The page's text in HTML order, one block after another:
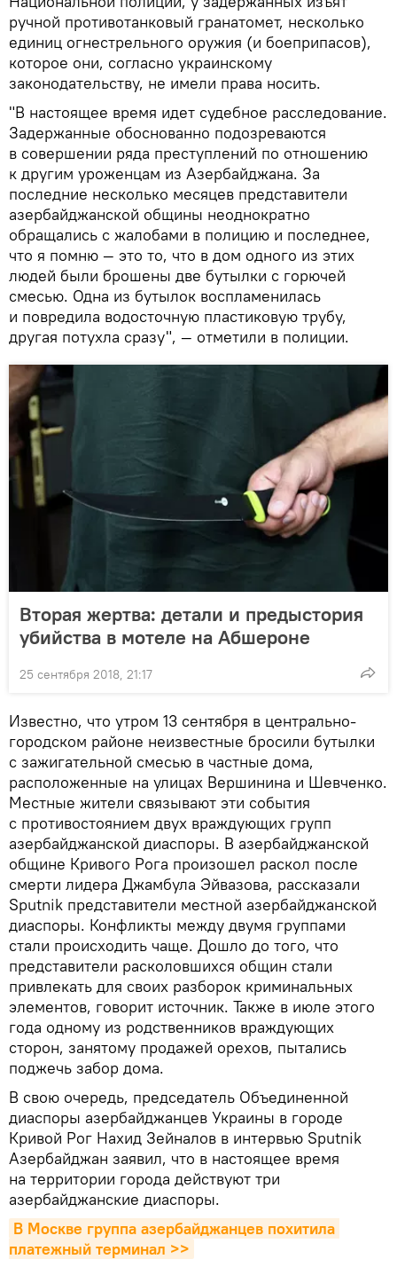
ручной противотанковый гранатомет, несколько
единиц огнестрельного оружия (и боеприпасов),
которое они, согласно украинскому
законодательству, не имели права носить.
"В настоящее время идет судебное расследование.
Задержанные обоснованно подозреваются
в совершении ряда преступлений по отношению
к другим уроженцам из Азербайджана. За
последние несколько месяцев представители
азербайджанской общины неоднократно
обращались с жалобами в полицию и последнее,
что я помню — это то, что в дом одного из этих
людей были брошены две бутылки с горючей
смесью. Одна из бутылок воспламенилась
и повредила водосточную пластиковую трубу,
другая потухла сразу", — отметили в полиции.
Вторая жертва: детали и предыстория
убийства в мотеле на Абшероне
25 сентября 2018, 21:17
Известно, что утром 13 сентября в центрально-
городском районе неизвестные бросили бутылки
с зажигательной смесью в частные дома,
расположенные на улицах Вершинина и Шевченко.
Местные жители связывают эти события
с противостоянием двух враждующих групп
азербайджанской диаспоры. В азербайджанской
общине Кривого Рога произошел раскол после
смерти лидера Джамбула Эйвазова, рассказали
Sputnik представители местной азербайджанской
диаспоры. Конфликты между двумя группами
стали происходить чаще. Дошло до того, что
представители расколовшихся общин стали
привлекать для своих разборок криминальных
элементов, говорит источник. Также в июле этого
года одному из родственников враждующих
сторон, занятому продажей орехов, пытались
поджечь забор дома.
В свою очередь, председатель Объединенной
диаспоры азербайджанцев Украины в городе
Кривой Рог Нахид Зейналов в интервью Sputnik
Азербайджан заявил, что в настоящее время
на территории города действуют три
азербайджанские диаспоры.
В Москве группа азербайджанцев похитила
платежный терминал >>